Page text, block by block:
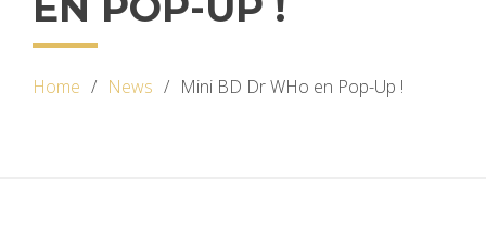
Home News Mini BD Dr WHo en Pop-Up !